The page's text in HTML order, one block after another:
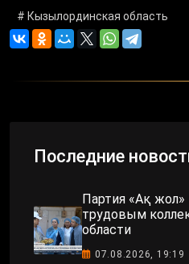
# Кызылординская область
Последние
Партия «Ақ жол»
трудовым
области
07.08.2026, 19:19